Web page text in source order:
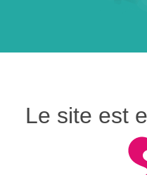
Le site est